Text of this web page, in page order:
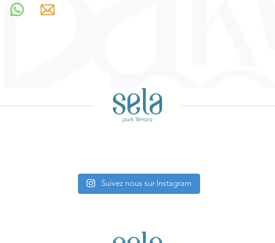
Suivez nous sur Instagram